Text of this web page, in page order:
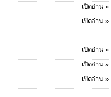
เปิดอ่าน »
เปิดอ่าน »
เปิดอ่าน »
เปิดอ่าน »
เปิดอ่าน »